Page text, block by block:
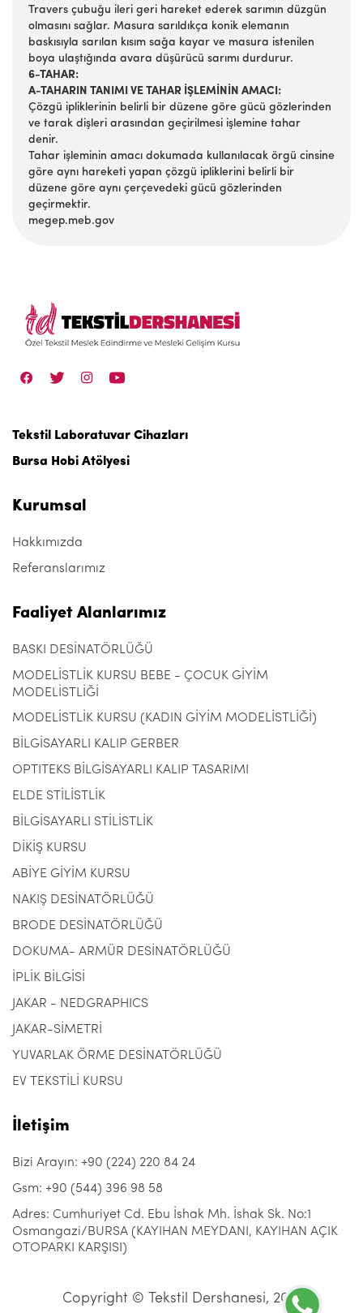
Travers çubuğu ileri geri hareket ederek sarımın düzgün
olmasını sağlar. Masura sarıldıkça konik elemanın
baskısıyla sarılan kısım sağa kayar ve masura istenilen
boya ulaştığında avara düşürücü sarımı durdurur.
6-TAHAR:
A-TAHARIN TANIMI VE TAHAR İŞLEMİNİN AMACI:
Çözgü ipliklerinin belirli bir düzene göre gücü gözlerinden
ve tarak dişleri arasından geçirilmesi işlemine tahar
denir.
Tahar işleminin amacı dokumada kullanılacak örgü cinsine
göre aynı hareketi yapan çözgü ipliklerini belirli bir
düzene göre aynı çerçevedeki gücü gözlerinden
geçirmektir.
megep.meb.gov
Tekstil Laboratuvar Cihazları
Bursa Hobi Atölyesi
Kurumsal
Hakkımızda
Referanslarımız
Faaliyet Alanlarımız
BASKI DESİNATÖRLÜĞÜ
MODELİSTLİK KURSU BEBE - ÇOCUK GİYİM
MODELİSTLİĞİ
MODELİSTLİK KURSU (KADIN GİYİM MODELİSTLİĞİ)
BİLGİSAYARLI KALIP GERBER
OPTITEKS BİLGİSAYARLI KALIP TASARIMI
ELDE STİLİSTLİK
BİLGİSAYARLI STİLİSTLİK
DİKİŞ KURSU
ABİYE GİYİM KURSU
NAKIŞ DESİNATÖRLÜĞÜ
BRODE DESİNATÖRLÜĞÜ
DOKUMA- ARMÜR DESİNATÖRLÜĞÜ
İPLİK BİLGİSİ
JAKAR - NEDGRAPHICS
JAKAR-SİMETRİ
YUVARLAK ÖRME DESİNATÖRLÜĞÜ
EV TEKSTİLİ KURSU
İletişim
Bizi Arayın: +90 (224) 220 84 24
Gsm: +90 (544) 396 98 58
Adres: Cumhuriyet Cd. Ebu İshak Mh. İshak Sk. No:1
Osmangazi/BURSA (KAYIHAN MEYDANI, KAYIHAN AÇIK
OTOPARKI KARŞISI)
Copyright © Tekstil Dershanesi, 2021